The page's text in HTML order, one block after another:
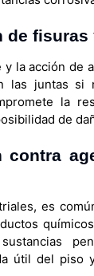
de fisuras
y la acción de
las juntas si
la
de
contra
es
útil del piso